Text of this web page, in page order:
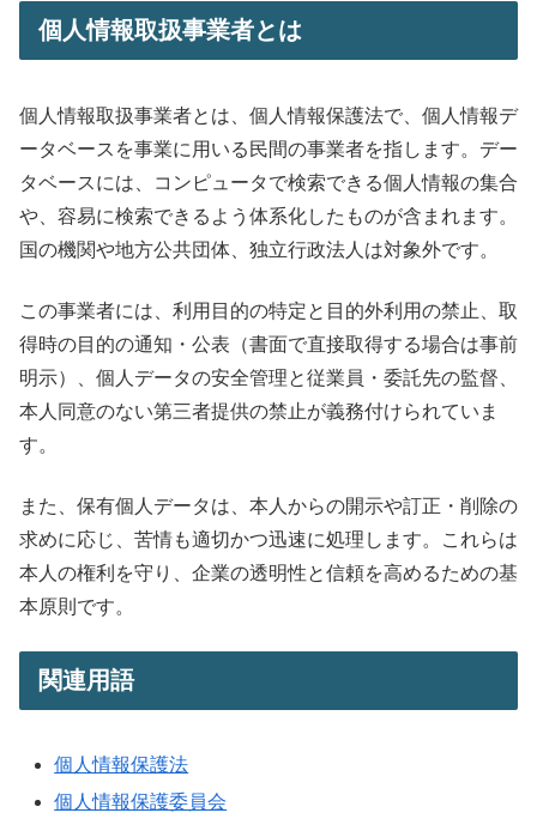
個人情報取扱事業者とは
個人情報取扱事業者とは、個人情報保護法で、個人情報デ
ータベースを事業に用いる民間の事業者を指します。デー
タベースには、コンピュータで検索できる個人情報の集合
や、容易に検索できるよう体系化したものが含まれます。
国の機関や地方公共団体、独立行政法人は対象外です。
この事業者には、利用目的の特定と目的外利用の禁止、取
得時の目的の通知・公表（書面で直接取得する場合は事前
明示）、個人データの安全管理と従業員・委託先の監督、
本人同意のない第三者提供の禁止が義務付けられていま
す。
また、保有個人データは、本人からの開示や訂正・削除の
求めに応じ、苦情も適切かつ迅速に処理します。これらは
本人の権利を守り、企業の透明性と信頼を高めるための基
本原則です。
関連用語
個人情報保護法
個人情報保護委員会